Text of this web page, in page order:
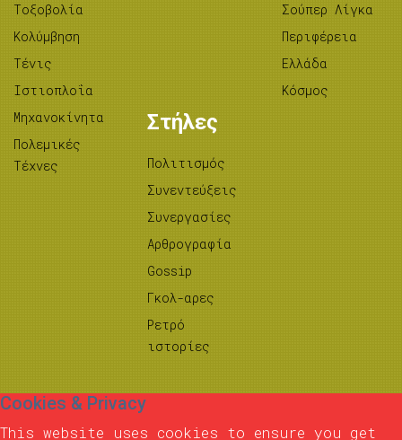
Tοξοβολία
Κολύμβηση
Τένις
Ιστιοπλοΐα
Μηχανοκίνητα
Πολεμικές
Τέχνες
Σούπερ Λίγκα
Περιφέρεια
Ελλάδα
Κόσμος
Στήλες
Πολιτισμός
Συνεντεύξεις
Συνεργασίες
Αρθρογραφία
Gossip
Γκολ-αρες
Ρετρό
ιστορίες
Cookies & Privacy
This website uses cookies to ensure you get